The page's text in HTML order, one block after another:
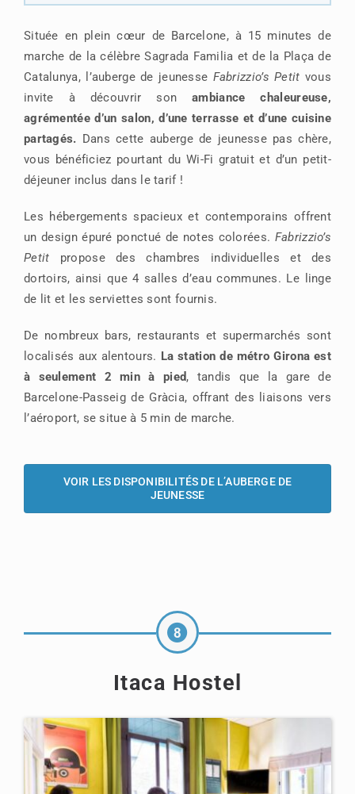
Située en plein cœur de Barcelone, à 15 minutes de
marche de la célèbre Sagrada Familia et de la Plaça de
Catalunya, l’auberge de jeunesse Fabrizzio’s Petit vous
invite à découvrir sonambiance chaleureuse,
agrémentée d’un salon, d’une terrasse et d’une cuisine
partagés. Dans cette auberge de jeunesse pas chère,
vous bénéficiez pourtant du Wi-Fi gratuit et d’un petit-
déjeuner inclus dans le tarif !
Les hébergements spacieux et contemporains offrent
un design épuré ponctué de notes colorées. Fabrizzio’s
Petit propose des chambres individuelles et des
dortoirs, ainsi que 4 salles d’eau communes. Le linge
de lit et les serviettes sont fournis.
De nombreux bars, restaurants et supermarchés sont
localisés aux alentours. La station de métro Girona est
à seulement 2 min à pied, tandis que la gare de
Barcelone-Passeig de Gràcia, offrant des liaisons vers
l’aéroport, se situe à 5 min de marche.
VOIR LES DISPONIBILITÉS DE L’AUBERGE DE
JEUNESSE
Itaca Hostel